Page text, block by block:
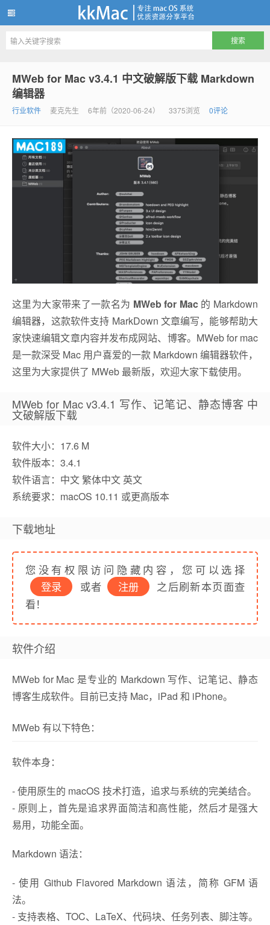
MWeb for Mac v3.4.1 中文破解版下载 Markdown
编辑器
行业软件 麦克先生 6年前（2020-06-24） 3375浏览 0评论
这里为大家带来了一款名为 MWeb for Mac的 Markdown
编辑器，这款软件支持 MarkDown 文章编写，能够帮助大
家快速编辑文章内容并发布成网站、博客。MWeb for mac
是一款深受 Mac 用户喜爱的一款 Markdown 编辑器软件，
这里为大家提供了 MWeb 最新版，欢迎大家下载使用。
MWeb for Mac v3.4.1 写作、记笔记、静态博客 中
文破解版下载
软件大小：17.6 M
软件版本：3.4.1
软件语言：中文 繁体中文 英文
系统要求：macOS 10.11 或更高版本
下载地址
您没有权限访问隐藏内容，您可以选择
登录
或者 注册
之后刷新本页面查
看！
软件介绍
MWeb for Mac 是专业的 Markdown 写作、记笔记、静态
博客生成软件。目前已支持 Mac，iPad 和 iPhone。
MWeb 有以下特色：
软件本身：
- 使用原生的 macOS 技术打造，追求与系统的完美结合。
- 原则上，首先是追求界面简洁和高性能，然后才是强大
易用，功能全面。
Markdown 语法：
- 使用 Github Flavored Markdown 语法，简称 GFM 语
法。
- 支持表格、TOC、LaTeX、代码块、任务列表、脚注等。